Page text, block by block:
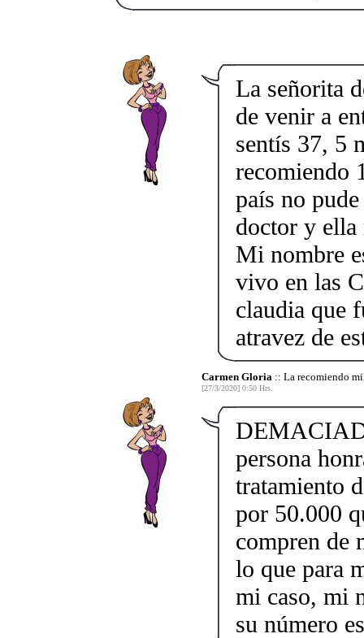
La señorita
de venir a
sentís 37, 5
recomiendo
país no
doctor y ella
Mi nombre
vivo en las
claudia que
atravez de
Carmen Gloria :: La recomiendo
[27/3/2020] 0:50 Hrs.
persona
tratamiento
por 50.000
compren de
lo que para
mi caso, mi
su número